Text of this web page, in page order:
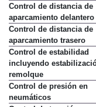
Control de distancia de
aparcamiento delantero
Control de distancia de
aparcamiento trasero
Control de estabilidad
incluyendo
remolque
Control de presión en
neumáticos